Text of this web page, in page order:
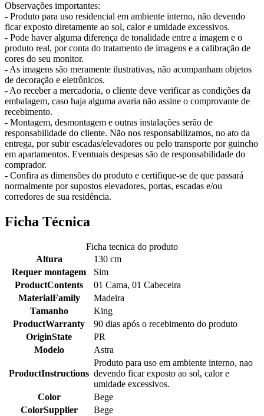
Observações importantes:
- Produto para uso residencial em ambiente interno, não devendo
ficar exposto diretamente ao sol, calor e umidade excessivos.
- Pode haver alguma diferença de tonalidade entre a imagem e o
produto real, por conta do tratamento de imagens e a calibração de
cores do seu monitor.
- As imagens são meramente ilustrativas, não acompanham objetos
de decoração e eletrônicos.
- Ao receber a mercadoria, o cliente deve verificar as condições da
embalagem, caso haja alguma avaria não assine o comprovante de
recebimento.
- Montagem, desmontagem e outras instalações serão de
responsabilidade do cliente. Não nos responsabilizamos, no ato da
entrega, por subir escadas/elevadores ou pelo transporte por guincho
em apartamentos. Eventuais despesas são de responsabilidade do
comprador.
- Confira as dimensões do produto e certifique-se de que passará
normalmente por supostos elevadores, portas, escadas e/ou
corredores de sua residência.
Ficha Técnica
Ficha tecnica do produto
Altura
130 cm
Requer montagem
Sim
ProductContents
01 Cama, 01 Cabeceira
MaterialFamily
Madeira
Tamanho
King
ProductWarranty
90 dias após o recebimento do produto
OriginState
PR
Modelo
Astra
ProductInstructions
Produto para uso em ambiente interno, nao
devendo ficar exposto ao sol, calor e
umidade excessivos.
Color
Bege
ColorSupplier
Bege